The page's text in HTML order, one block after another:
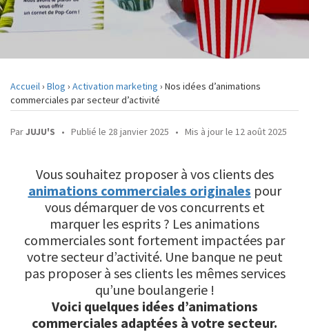
Accueil› Blog › Activation marketing › Nos idées d’animations
commerciales par secteur d’activité
ParJUJU'S • Publié le 28 janvier 2025 • Mis à jour le 12 août 2025
Vous souhaitez proposer à vos clients des
animations commerciales originales pour
vous démarquer de vos concurrents et
marquer les esprits ? Les animations
commerciales sont fortement impactées par
votre secteur d’activité. Une banque ne peut
pas proposer à ses clients les mêmes services
qu’une boulangerie !
Voici quelques idées d’animations
commerciales adaptées à votre secteur.